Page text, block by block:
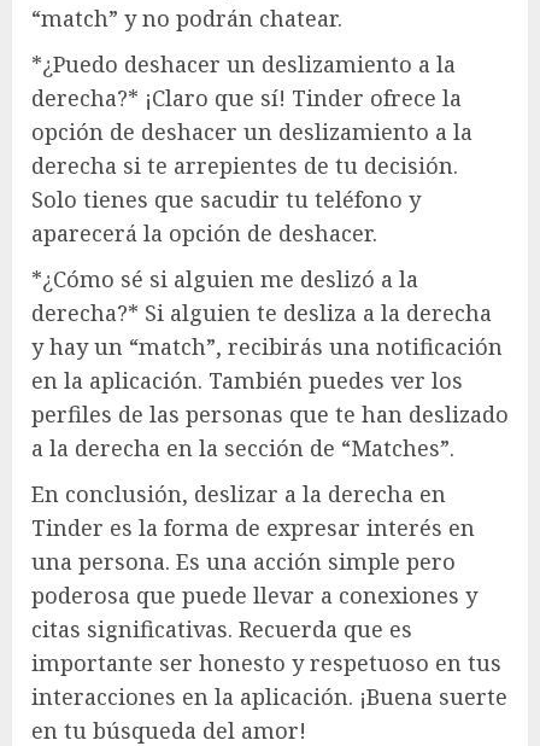
“match” y no podrán chatear.
*¿Puedo deshacer un deslizamiento a la
derecha?* ¡Claro que sí! Tinder ofrece la
opción de deshacer un deslizamiento a la
derecha si te arrepientes de tu decisión.
Solo tienes que sacudir tu teléfono y
aparecerá la opción de deshacer.
*¿Cómo sé si alguien me deslizó a la
derecha?* Si alguien te desliza a la derecha
y hay un “match”, recibirás una notificación
en la aplicación. También puedes ver los
perfiles de las personas que te han deslizado
a la derecha en la sección de “Matches”.
En conclusión, deslizar a la derecha en
Tinder es la forma de expresar interés en
una persona. Es una acción simple pero
poderosa que puede llevar a conexiones y
citas significativas. Recuerda que es
importante ser honesto y respetuoso en tus
interacciones en la aplicación. ¡Buena suerte
en tu búsqueda del amor!